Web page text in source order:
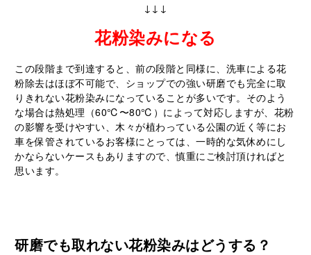
↓↓↓
花粉染みになる
この段階まで到達すると、前の段階と同様に、洗車による花
粉除去はほぼ不可能で、ショップでの強い研磨でも完全に取
りきれない花粉染みになっていることが多いです。そのよう
な場合は熱処理（60℃〜80℃）によって対応しますが、花粉
の影響を受けやすい、木々が植わっている公園の近く等にお
車を保管されているお客様にとっては、一時的な気休めにし
かならないケースもありますので、慎重にご検討頂ければと
思います。
研磨でも取れない花粉染みはどうする？